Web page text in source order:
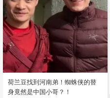
荷兰豆找到河南弟！蜘蛛侠的替
身竟然是中国小哥？！